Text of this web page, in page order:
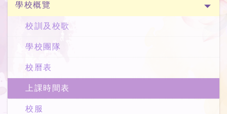
學校概覽
校訓及校歌
學校團隊
校曆表
上課時間表
校服